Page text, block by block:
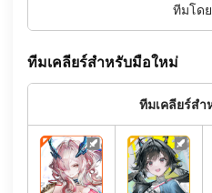
ทีมโด
ทีมเคลียร์สำหรับมือใหม่
ทีมเคลียร์สำ